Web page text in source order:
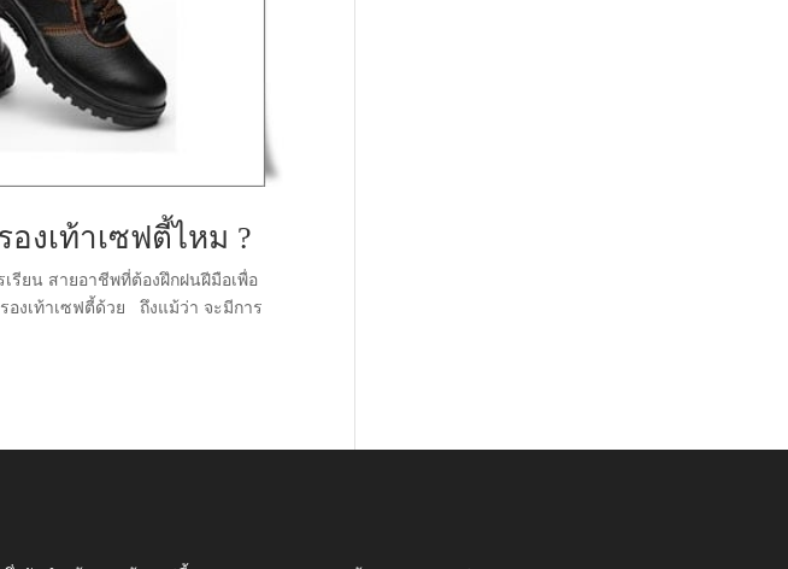
งเท้าเซฟตี้ไหม ?
รียน สายอาชีพที่ต้องฝึกฝนฝีมือเพื่อ
องเท้าเซฟตี้ด้วย ถึงแม้ว่า จะมีการ